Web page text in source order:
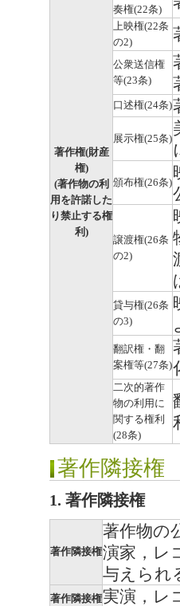
著作権(財産
権)
(著作物の利
用を許諾した
り禁止する権
利)
奏権(22条)
上映権(22条
の2)
公衆送信権
等(23条)
口述権(24条)
展示権(25条)
頒布権(26条)
譲渡権(26条
の2)
貸与権(26条
の3)
翻訳権・翻
案権等(27条)
二次的著作
物の利用に
関する権利
(28条)
著作隣接権
1. 著作隣接権
著作隣接権
著作物の
演家，レ
与えられ
著作隣接権実演，レ